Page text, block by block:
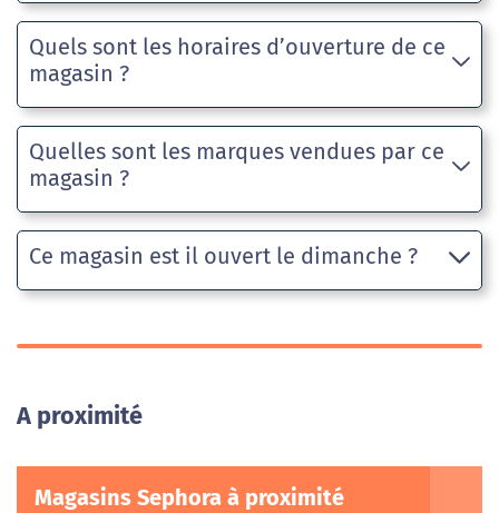
Quels sont les horaires d’ouverture de ce
magasin ?
Quelles sont les marques vendues par ce
magasin ?
Ce magasin est il ouvert le dimanche ?
A proximité
Magasins Sephora à proximité